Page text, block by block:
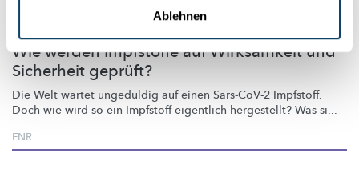
Ablehnen
Wie werden Impfstoffe auf Wirksamkeit und
Sicherheit geprüft?
Die Welt wartet ungeduldig auf einen Sars-CoV-2 Impfstoff.
Doch wie wird so ein Impfstoff eigentlich hergestellt? Was si...
FNR